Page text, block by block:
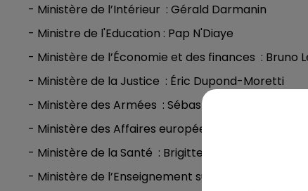
6h00 - 10h00
LA FAMILLE
- Ministère de l’Intérieur : Gérald Darmanin
- Ministre de l'Education : Pap N'Diaye
- Ministère de l’Économie et des finances : Bruno
- Ministère de la Justice : Éric Dupond-Moretti
- Ministère des Armées : Sébastien Lecornu
- Ministère des Affaires européennes : Clément
- Ministère de la Santé : Brigitte Bourguignon
- Ministère de l’Enseignement supérieur : Sylvie